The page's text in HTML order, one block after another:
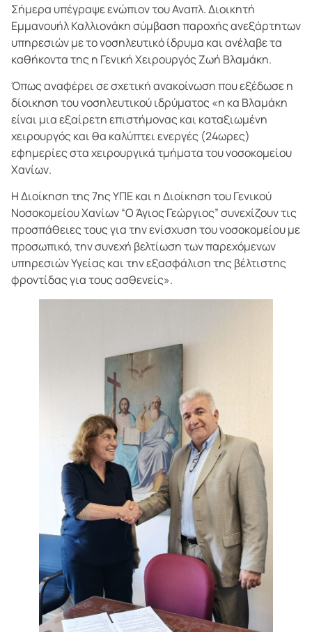
Σήμερα υπέγραψε ενώπιον του Αναπλ. Διοικητή
Εμμανουήλ Καλλιονάκη σύμβαση παροχής ανεξάρτητων
υπηρεσιών με το νοσηλευτικό ίδρυμα και ανέλαβε τα
καθήκοντα της η Γενική Χειρουργός Ζωή Βλαμάκη.
Όπως αναφέρει σε σχετική ανακοίνωση που εξέδωσε η
δίοικηση του νοσηλευτικού ιδρύματος «η κα Βλαμάκη
είναι μια εξαίρετη επιστήμονας και καταξιωμένη
χειρουργός και θα καλύπτει ενεργές (24ωρες)
εφημερίες στα χειρουργικά τμήματα του νοσοκομείου
Χανίων.
Η Διοίκηση της 7ης ΥΠΕ και η Διοίκηση του Γενικού
Νοσοκομείου Χανίων “Ο Άγιος Γεώργιος” συνεχίζουν τις
προσπάθειες τους για την ενίσχυση του νοσοκομείου με
προσωπικό, την συνεχή βελτίωση των παρεχόμενων
υπηρεσιών Υγείας και την εξασφάλιση της βέλτιστης
φροντίδας για τους ασθενείς».